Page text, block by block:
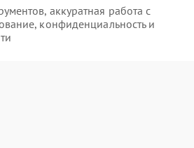
аккуратная работа с
конфиденциальность и